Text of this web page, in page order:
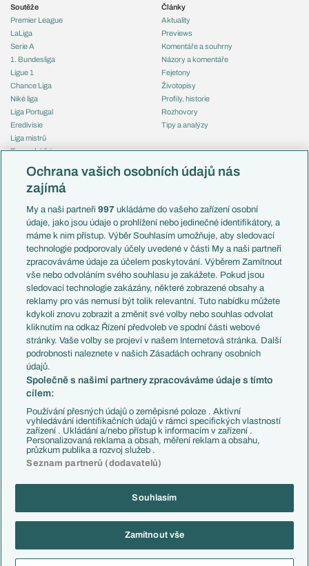
Soutěže
Premier League
LaLiga
Serie A
1. Bundesliga
Ligue 1
Chance Liga
Niké liga
Liga Portugal
Eredivisie
Liga mistrů
Evropská liga
Mistrovství světa
Liga národů
Témata
Představení týmů MS
EuroSkauting
PL v kostce
Evropské koeficienty
Přestupy
Přestupové spekulace
Zranění
Kluby
Arsenal FC
Chelsea FC
Manchester United
AC Milán
Juventus FC
Bayern Mnichov
FC Barcelona
Real Madrid
Články
Aktuality
Previews
Komentáře a souhrny
Názory a komentáře
Fejetony
Životopisy
Profily, historie
Rozhovory
Tipy a analýzy
Česko
Francie
Itálie
Německo
Španělsko
Argentina
Brazílie
Přestupy
Zápasy
Livescore
Tipovací soutěž
Copyright © 2001-2026 EuroFotbal.cz. Využíváme zpravodajství ČTK.
Informace o zpracování osobních údajů
Ochrana vašich osobních údajů nás
zajímá
My a naši partneři997 ukládáme do vašeho zařízení osobní
údaje, jako jsou údaje o prohlížení nebo jedinečné identifikátory, a
máme k nim přístup. Výběr Souhlasím umožňuje, aby sledovací
technologie podporovaly účely uvedené v části My a naši partneři
zpracováváme údaje za účelem poskytování. Výběrem Zamítnout
vše nebo odvoláním svého souhlasu je zakážete. Pokud jsou
sledovací technologie zakázány, některé zobrazené obsahy a
reklamy pro vás nemusí být tolik relevantní. Tuto nabídku můžete
kdykoli znovu zobrazit a změnit své volby nebo souhlas odvolat
kliknutím na odkaz Řízení předvoleb ve spodní části webové
stránky. Vaše volby se projeví v našem Internetová stránka. Další
podrobnosti naleznete v našich Zásadách ochrany osobních
údajů.
Společně s našimi partnery zpracováváme údaje s tímto
cílem:
Používání přesných údajů o zeměpisné poloze . Aktivní
vyhledávání identifikačních údajů v rámci specifických vlastností
zařízení . Ukládání a/nebo přístup k informacím v zařízení .
Personalizovaná reklama a obsah, měření reklam a obsahu,
průzkum publika a rozvoj služeb .
Seznam partnerů (dodavatelů)
Souhlasím
Zamítnout vše